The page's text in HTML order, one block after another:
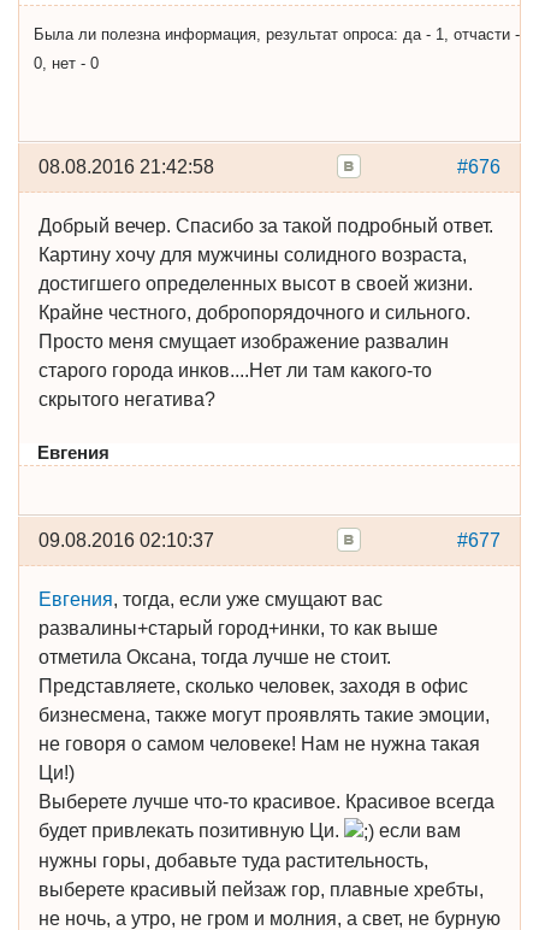
Была ли полезна информация, результат опроса: да - 1, отчасти -
0, нет - 0
#676
08.08.2016 21:42:58
Добрый вечер. Спасибо за такой подробный ответ.
Картину хочу для мужчины солидного возраста,
достигшего определенных высот в своей жизни.
Крайне честного, добропорядочного и сильного.
Просто меня смущает изображение развалин
старого города инков....Нет ли там какого-то
скрытого негатива?
Евгения
#677
09.08.2016 02:10:37
Евгения, тогда, если уже смущают вас
развалины+старый город+инки, то как выше
отметила Оксана, тогда лучше не стоит.
Представляете, сколько человек, заходя в офис
бизнесмена, также могут проявлять такие эмоции,
не говоря о самом человеке! Нам не нужна такая
Ци!)
Выберете лучше что-то красивое. Красивое всегда
будет привлекать позитивную Ци.
если вам
нужны горы, добавьте туда растительность,
выберете красивый пейзаж гор, плавные хребты,
не ночь, а утро, не гром и молния, а свет, не бурную